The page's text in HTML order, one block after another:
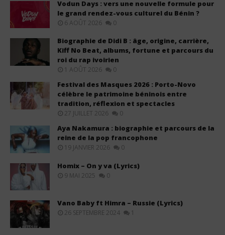
Vodun Days : vers une nouvelle formule pour
le grand rendez-vous culturel du Bénin ?
6 AOÛT 2026 0
Biographie de Didi B : âge, origine, carrière,
Kiff No Beat, albums, fortune et parcours du
roi du rap ivoirien
1 AOÛT 2026 0
Festival des Masques 2026 : Porto-Novo
célèbre le patrimoine béninois entre
tradition, réflexion et spectacles
27 JUILLET 2026 0
Aya Nakamura : biographie et parcours de la
reine de la pop francophone
19 JANVIER 2026 0
Homix – On y va (Lyrics)
9 MAI 2025 0
Vano Baby ft Himra – Russie (Lyrics)
26 SEPTEMBRE 2024 1